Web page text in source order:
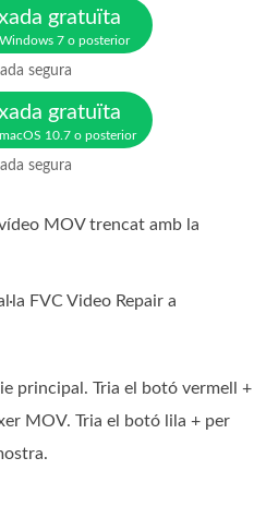
gratuïta
Windows 7 o posterior
segura
gratuïta
10.7 o posterior
segura
MOV trencat amb la
FVC Video Repair a
principal. Tria el botó vermell +
MOV. Tria el botó lila + per